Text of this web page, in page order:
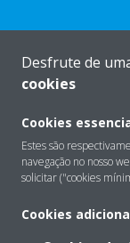
Sobre
Desfrute de
cookies
Cookies
Estes são
navegação no nosso
solicitar ("cookies
Cookies